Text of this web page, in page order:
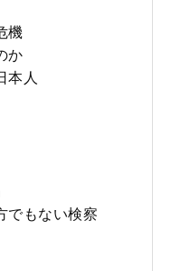
機
か
本人
でもない検察